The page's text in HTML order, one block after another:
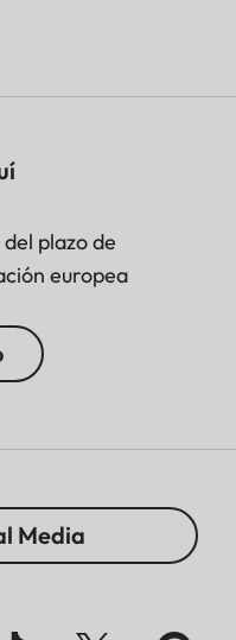
plazo de
europea
Media